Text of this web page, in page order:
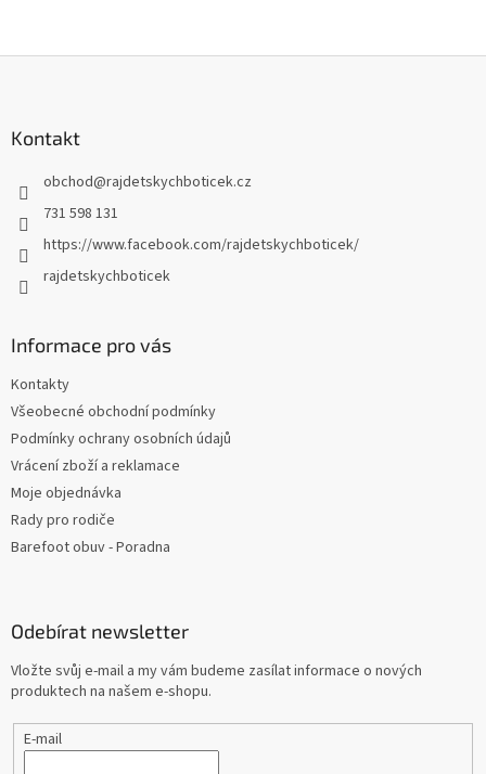
Kontakt
obchod@rajdetskychboticek.cz
731 598 131
https://www.facebook.com/rajdetskychboticek/
rajdetskychboticek
Informace pro vás
Kontakty
Všeobecné obchodní podmínky
Podmínky ochrany osobních údajů
Vrácení zboží a reklamace
Moje objednávka
Rady pro rodiče
Barefoot obuv - Poradna
Odebírat newsletter
Vložte svůj e-mail a my vám budeme zasílat informace o nových
produktech na našem e-shopu.
E-mail